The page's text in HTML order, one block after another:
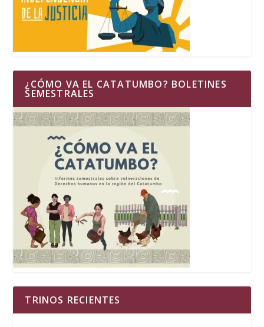
¿CÓMO VA EL CATATUMBO? BOLETINES
SEMESTRALES
TRINOS RECIENTES